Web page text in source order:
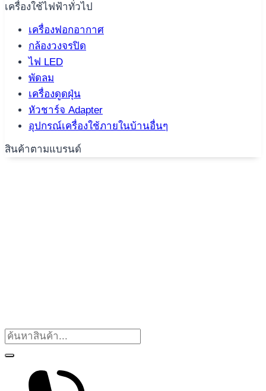
เครื่องใช้ไฟฟ้าทั่วไป
เครื่องฟอกอากาศ
กล้องวงจรปิด
ไฟ LED
พัดลม
เครื่องดูดฝุ่น
หัวชาร์จ Adapter
อุปกรณ์เครื่องใช้ภายในบ้านอื่นๆ
สินค้าตามแบรนด์